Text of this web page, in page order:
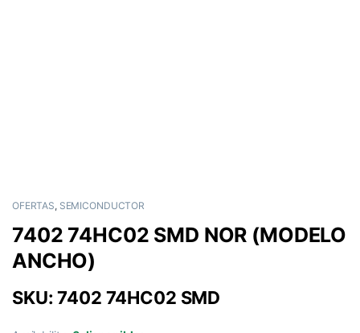
OFERTAS, SEMICONDUCTOR
7402 74HC02 SMD NOR (MODELO
ANCHO)
SKU: 7402 74HC02 SMD